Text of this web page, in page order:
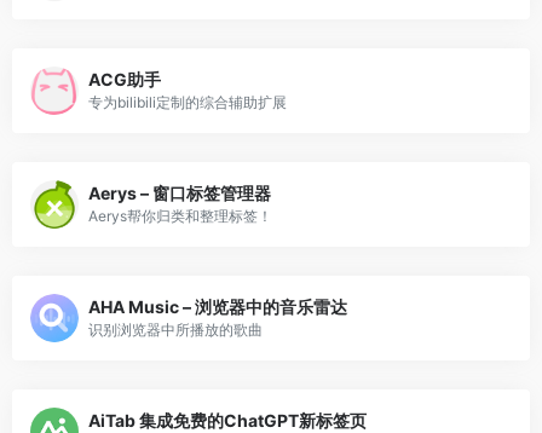
ACG助手
专为bilibili定制的综合辅助扩展
Aerys – 窗口标签管理器
Aerys帮你归类和整理标签！
AHA Music – 浏览器中的音乐雷达
识别浏览器中所播放的歌曲
AiTab 集成免费的ChatGPT新标签页